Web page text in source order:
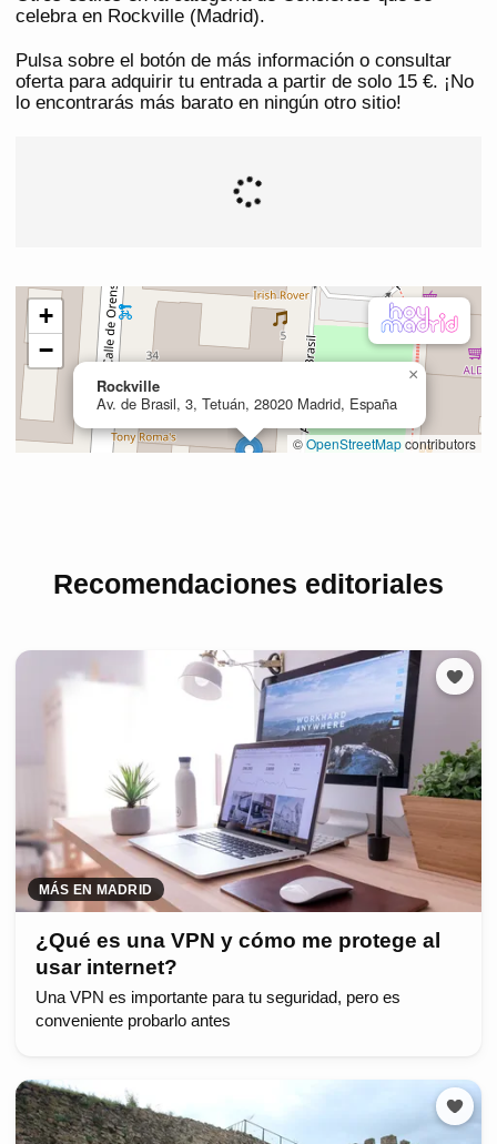
celebra en Rockville (Madrid).
Pulsa sobre el botón de más información o consultar
oferta para adquirir tu entrada a partir de solo 15 €. ¡No
lo encontrarás más barato en ningún otro sitio!
Recomendaciones editoriales
MÁS EN MADRID
¿Qué es una VPN y cómo me protege al
usar internet?
Una VPN es importante para tu seguridad, pero es
conveniente probarlo antes